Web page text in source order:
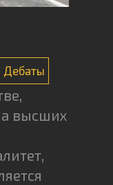
Дебаты
высших